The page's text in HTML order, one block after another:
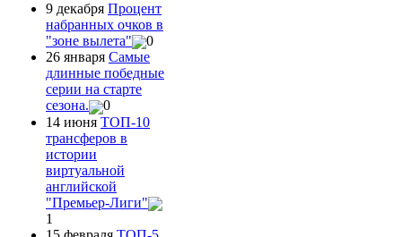
9 декабря Процент
набранных очков в
"зоне вылета"
0
26 января Самые
длинные победные
серии на старте
сезона.
0
14 июня ТОП-10
трансферов в
истории
виртуальной
английской
"Премьер-Лиги"
1